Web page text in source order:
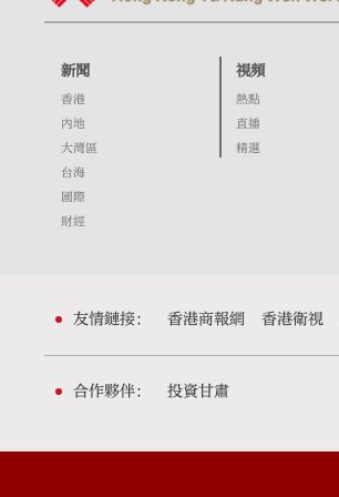
新聞
香港
內地
大灣區
台海
國際
財經
視頻
熱點
直播
精選
友情鏈接： 香港商報網 香港衛視
合作夥伴： 投資甘肅